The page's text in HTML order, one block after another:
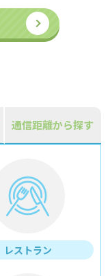
通信距離から探す
レストラン